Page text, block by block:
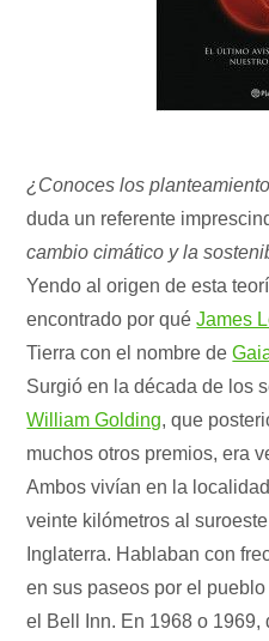
¿Conoces los
duda un referente
cambio cimático y la
Yendo al origen de esta
encontrado por quéJames
Tierra con el nombre de
Surgió en la década de los
William Golding, que
muchos otros premios, era
Ambos vivían en la
veinte kilómetros al
Inglaterra. Hablaban con
en sus paseos por el
el Bell Inn. En 1968 o